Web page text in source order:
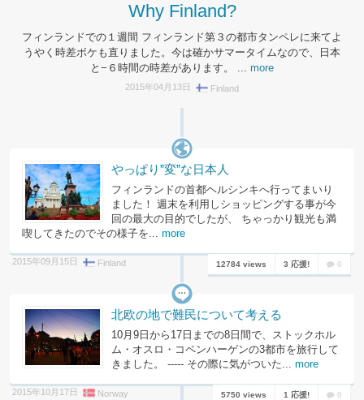
Why Finland?
フィンランドでの１週間 フィンランド第３の都市タンペレに来てよ
うやく時差ボケも直りました。今は確かサマータイムなので、日本
と−６時間の時差があります。 ... more
2015年04月13日 Finland
やっぱり”変”な日本人
フィンランドの首都ヘルシンキへ行ってまいり
ました！ 週末を利用しショッピングする事が今
回の最大の目的でしたが、 ちゃっかり観光も満
喫してきたのでその様子を... more
2015年09月15日 Finland 12784 views 3 応援! 0
北欧の地で難民について考える
10月9日から17日までの8日間で、ストックホル
ム・オスロ・コペンハーゲンの3都市を旅行して
きました。 ----- その際に気がついた... more
2015年10月17日 Norway 5750 views 1 応援! 0